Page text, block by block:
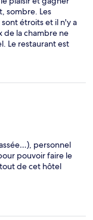
sombre. Les
étroits et il n'y a
de la chambre ne
Le restaurant est
temps et le calme
fantastique
personnel
pouvoir faire le
de cet hôtel